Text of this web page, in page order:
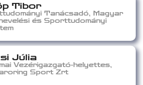
Tibor
Tanácsadó, Magyar
és Sporttudományi
Júlia
Vezérigazgató-helyettes,
Sport Zrt